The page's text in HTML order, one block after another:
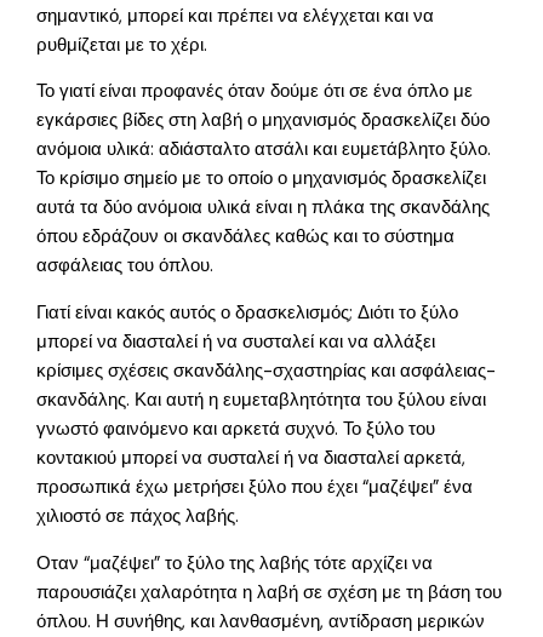
σημαντικό, μπορεί και πρέπει να ελέγχεται και να
ρυθμίζεται με το χέρι.
Το γιατί είναι προφανές όταν δούμε ότι σε ένα όπλο με
εγκάρσιες βίδες στη λαβή ο μηχανισμός δρασκελίζει δύο
ανόμοια υλικά: αδιάσταλτο ατσάλι και ευμετάβλητο ξύλο.
Το κρίσιμο σημείο με το οποίο ο μηχανισμός δρασκελίζει
αυτά τα δύο ανόμοια υλικά είναι η πλάκα της σκανδάλης
όπου εδράζουν οι σκανδάλες καθώς και το σύστημα
ασφάλειας του όπλου.
Γιατί είναι κακός αυτός ο δρασκελισμός; Διότι το ξύλο
μπορεί να διασταλεί ή να συσταλεί και να αλλάξει
κρίσιμες σχέσεις σκανδάλης-σχαστηρίας και ασφάλειας-
σκανδάλης. Και αυτή η ευμεταβλητότητα του ξύλου είναι
γνωστό φαινόμενο και αρκετά συχνό. Το ξύλο του
κοντακιού μπορεί να συσταλεί ή να διασταλεί αρκετά,
προσωπικά έχω μετρήσει ξύλο που έχει “μαζέψει” ένα
χιλιοστό σε πάχος λαβής.
Οταν “μαζέψει” το ξύλο της λαβής τότε αρχίζει να
παρουσιάζει χαλαρότητα η λαβή σε σχέση με τη βάση του
όπλου. Η συνήθης, και λανθασμένη, αντίδραση μερικών